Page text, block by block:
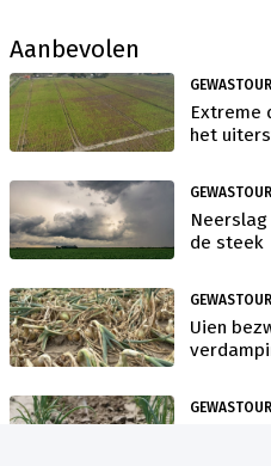
Aanbevolen
GEWASTOUR
Extreme
het
GEWASTOUR
de steek
GEWASTOUR
Uien
GEWASTOUR